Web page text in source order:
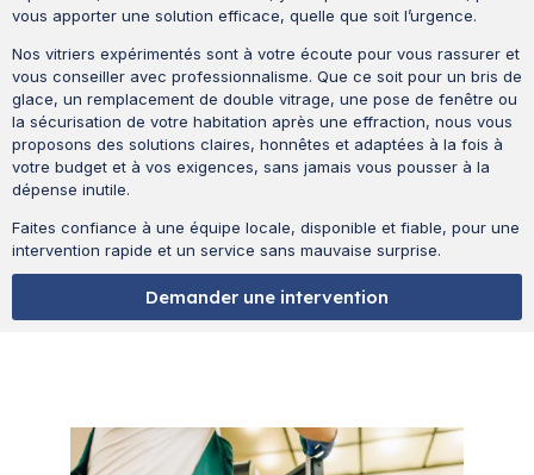
vous apporter une solution efficace, quelle que soit l’urgence.
Nos vitriers expérimentés sont à votre écoute pour vous rassurer et
vous conseiller avec professionnalisme. Que ce soit pour un bris de
glace, un remplacement de double vitrage, une pose de fenêtre ou
la sécurisation de votre habitation après une effraction, nous vous
proposons des solutions claires, honnêtes et adaptées à la fois à
votre budget et à vos exigences, sans jamais vous pousser à la
dépense inutile.
Faites confiance à une équipe locale, disponible et fiable, pour une
intervention rapide et un service sans mauvaise surprise.
Demander une intervention